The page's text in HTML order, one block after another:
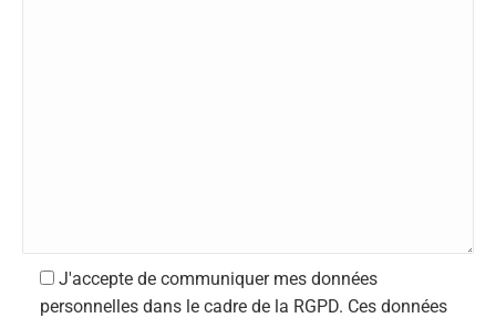
J'accepte de communiquer mes données
personnelles dans le cadre de la RGPD. Ces données